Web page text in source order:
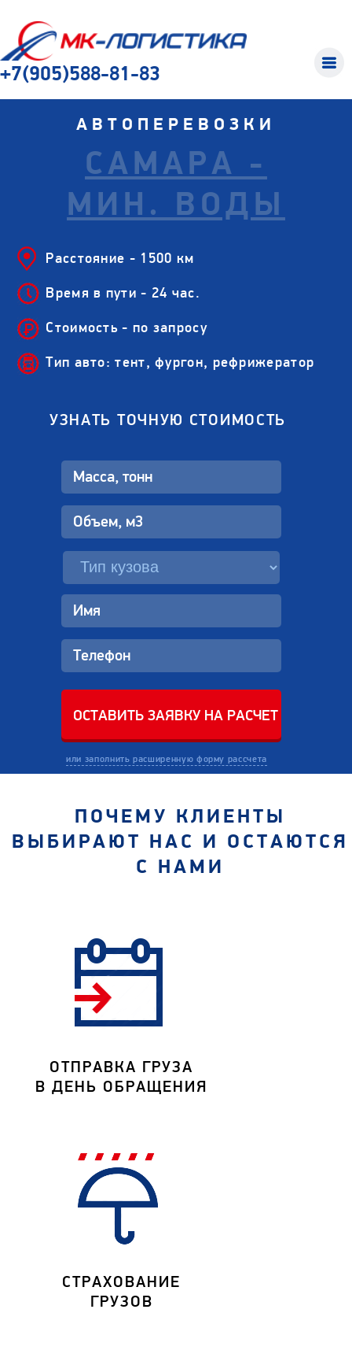
+7(905)588-81-83
АВТОПЕРЕВОЗКИ
САМАРА -
МИН. ВОДЫ
Расстояние - 1500 км
Время в пути - 24 час.
Стоимость - по запросу
Тип авто: тент, фургон, рефрижератор
УЗНАТЬ ТОЧНУЮ СТОИМОСТЬ
или заполнить расширенную форму рассчета
ПОЧЕМУ КЛИЕНТЫ
ВЫБИРАЮТ НАС И ОСТАЮТСЯ
С НАМИ
ОТПРАВКА ГРУЗА
В ДЕНЬ ОБРАЩЕНИЯ
СТРАХОВАНИЕ
ГРУЗОВ